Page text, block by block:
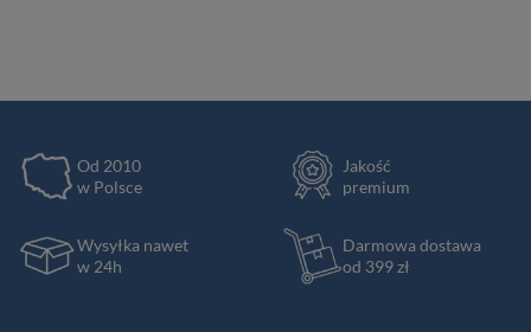
Od 2010
w Polsce
Jakość
premium
Wysyłka nawet
w 24h
Darmowa dostawa
od 399 zł